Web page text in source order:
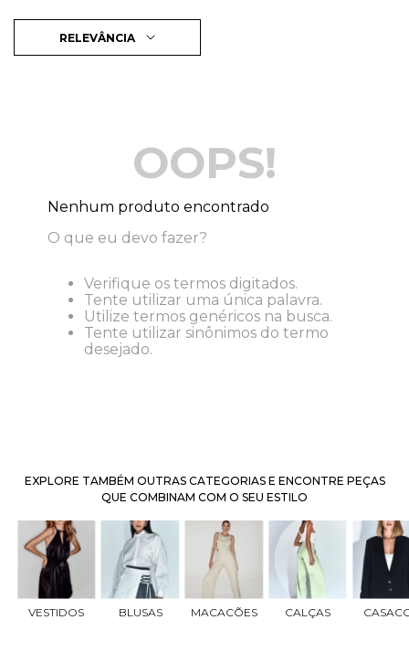
RELEVÂNCIA
OOPS!
Nenhum produto encontrado
O que eu devo fazer?
Verifique os termos digitados.
Tente utilizar uma única palavra.
Utilize termos genéricos na busca.
Tente utilizar sinônimos do termo
desejado.
EXPLORE TAMBÉM OUTRAS CATEGORIAS E ENCONTRE PEÇAS
QUE COMBINAM COM O SEU ESTILO
VESTIDOS BLUSAS MACACÕES CALÇAS